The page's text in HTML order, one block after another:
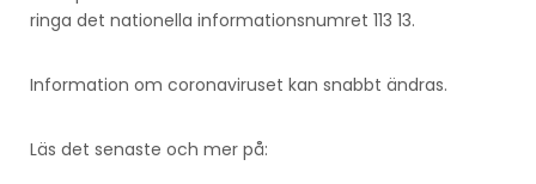
ringa det nationella informationsnumret 113 13.
Information om coronaviruset kan snabbt ändras.
Läs det senaste och mer på: